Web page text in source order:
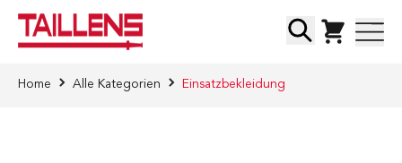
Suche
Home Alle Kategorien Einsatzbekleidung